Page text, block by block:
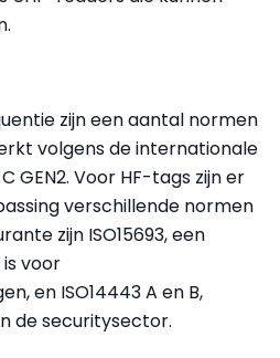
zijn een aantal normen
volgens de internationale
GEN2. Voor HF-tags zijn er
verschillende normen
zijn ISO15693, een
voor
en ISO14443 A en B,
de securitysector.